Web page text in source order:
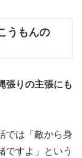
うもんの
張りの主張にも
では「敵から身
ですよ」という